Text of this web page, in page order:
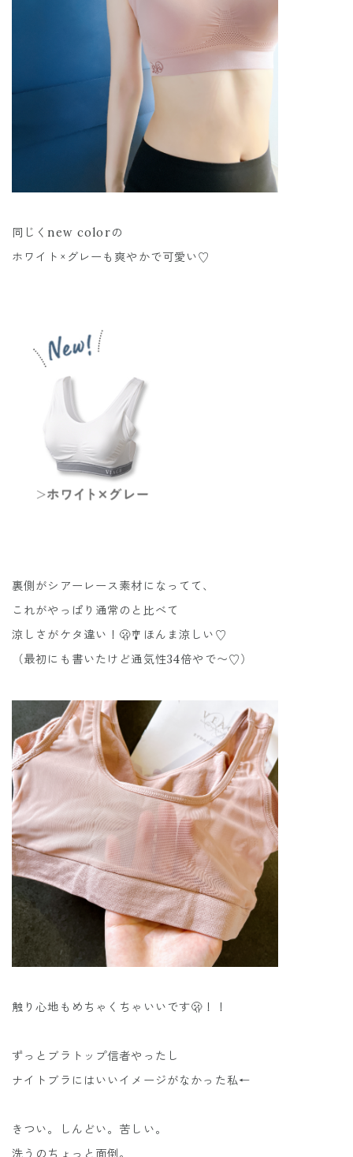
同じくnew colorの
ホワイト×グレーも爽やかで可愛い♡
裏側がシアーレース素材になってて、
これがやっぱり通常のと比べて
涼しさがケタ違い！🫢🎐ほんま涼しい♡
（最初にも書いたけど通気性34倍やで〜♡）
触り心地もめちゃくちゃいいです🫢！！
ずっとブラトップ信者やったし
ナイトブラにはいいイメージがなかった私←
きつい。しんどい。苦しい。
洗うのちょっと面倒。